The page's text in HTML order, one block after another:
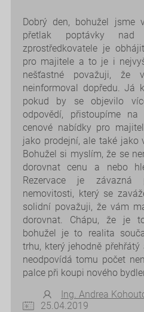
Dobrý den, bohužel jsme
přetlak poptávky
zprostředkovatele je
pro majitele a to je i
nešťastné považuji,
neinformoval dopředu. Já
pokud by se objevilo
odpovědí, přistoupíme
cenové nabídky pro
jako prodejní, ale také jako
Bohužel si myslím, že se
dorovnat cenu a nebo
Rezervace je
nemovitosti, který se
solidní považuji, že vám
dorovnat. Chápu, že je
bohužel je to realita
trhu, který jehodně
neodpovídá tomu počet
palce při koupi nového
Ing. Andrea
25.04.2019